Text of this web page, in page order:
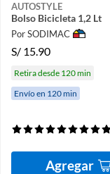
AUTOSTYLE
Bolso Bicicleta 1,2 Lt
Por SODIMAC
S/ 15.90
Retira desde 120 min
Envío en 120 min
Agregar